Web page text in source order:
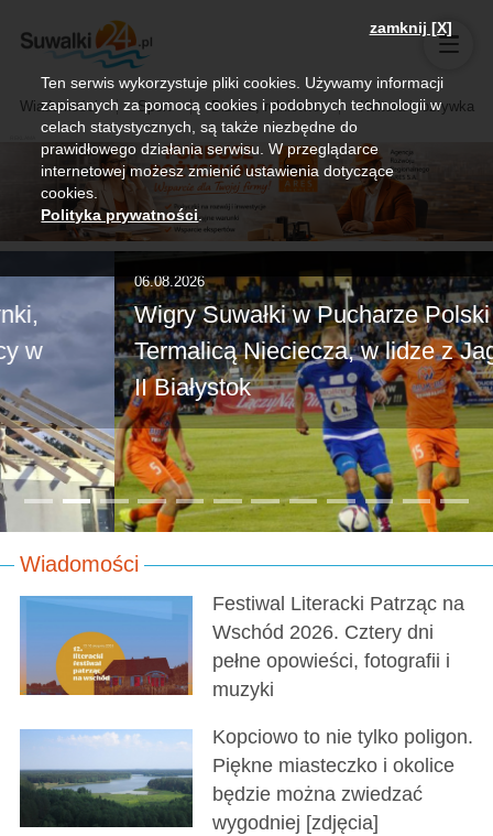
Wiadomości Sport Biznes, rolnictwo Kultura i rozrywka
06.08.2026
Wigry Suwałki w Pucharze Polski z
Termalicą Nieciecza, w lidze z Jagiellonią
II Białystok
Wiadomości
Festiwal Literacki Patrząc na
Wschód 2026. Cztery dni
pełne opowieści, fotografii i
muzyki
Kopciowo to nie tylko poligon.
Piękne miasteczko i okolice
będzie można zwiedzać
wygodniej [zdjęcia]
zamknij [X]
Ten serwis wykorzystuje pliki cookies. Używamy informacji
zapisanych za pomocą cookies i podobnych technologii w
celach statystycznych, są także niezbędne do
prawidłowego działania serwisu. W przeglądarce
internetowej możesz zmienić ustawienia dotyczące
cookies.
Polityka prywatności.